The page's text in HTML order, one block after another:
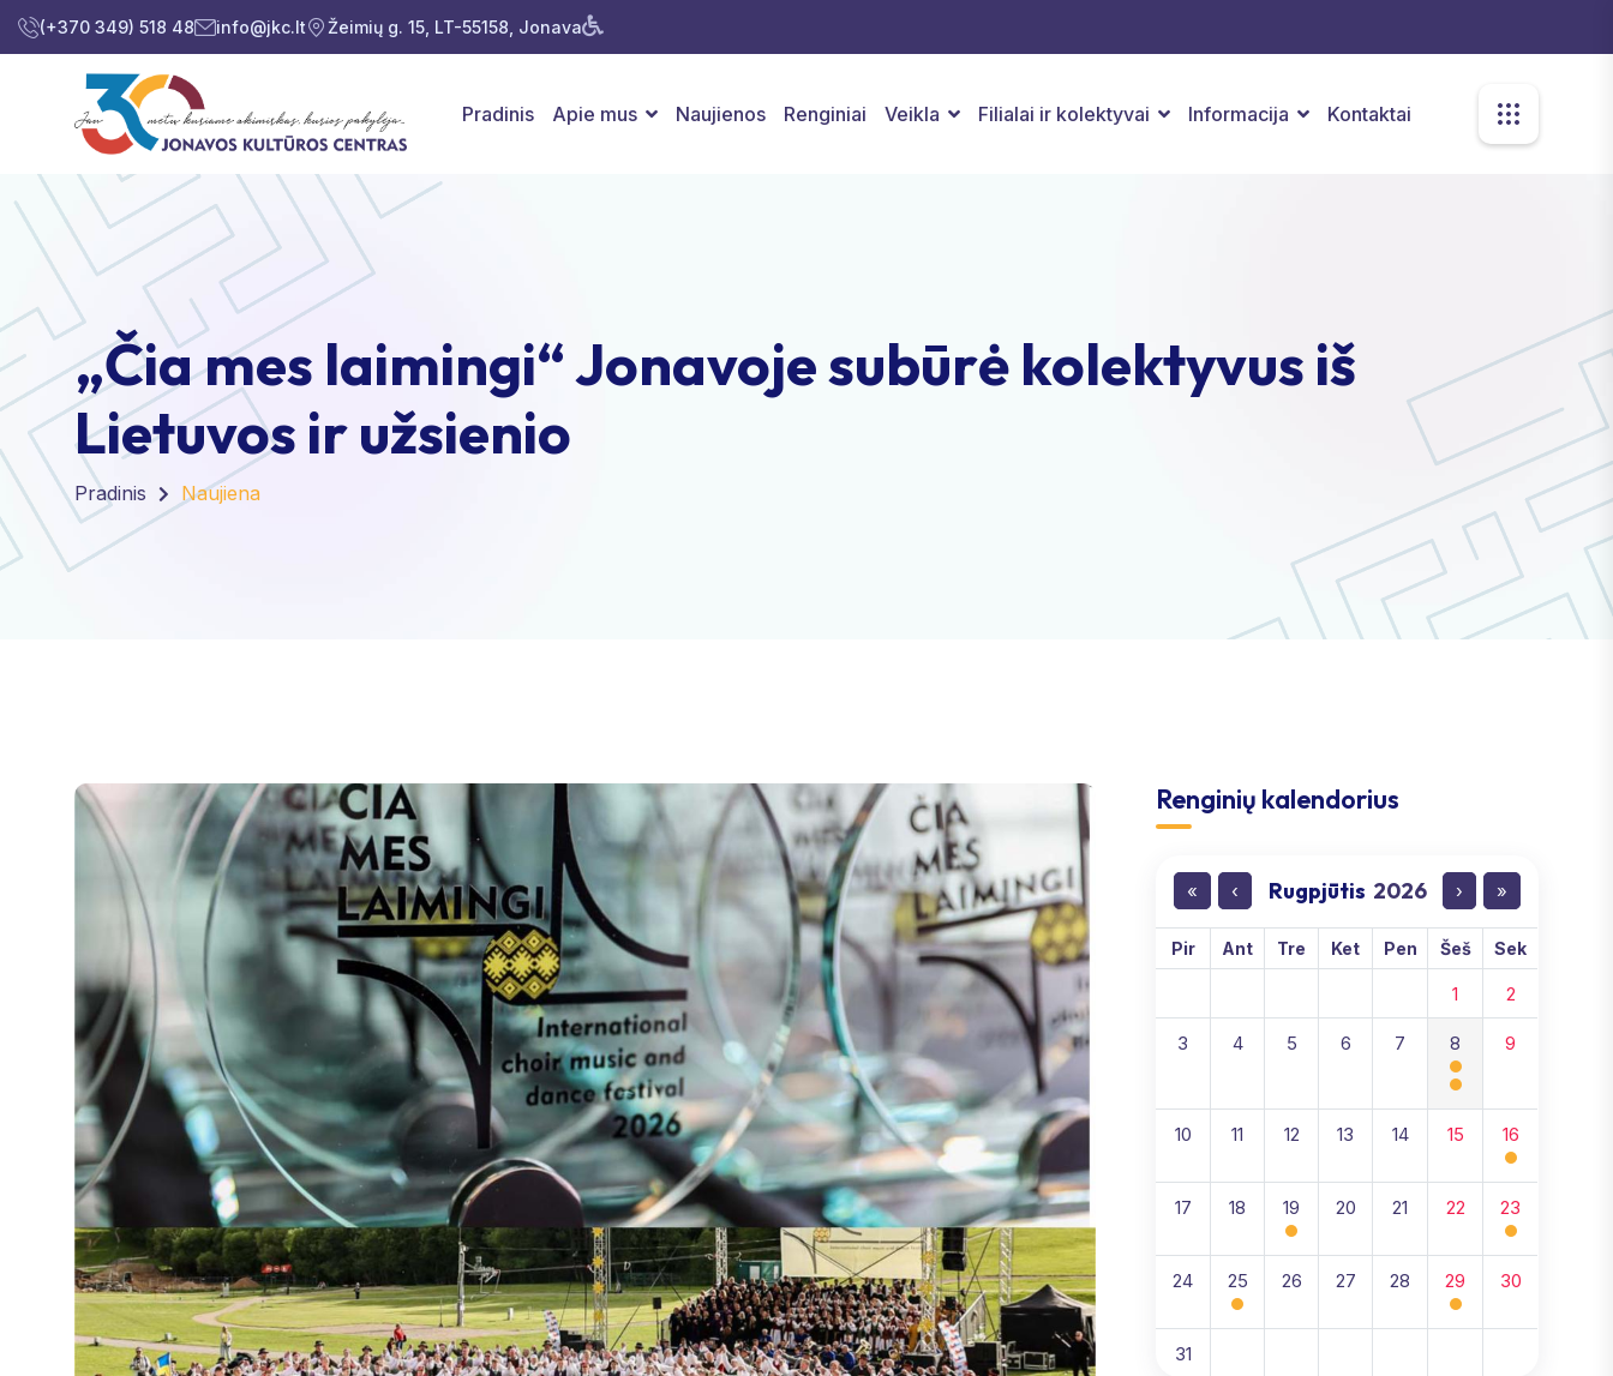
(+370 349) 518 48 info@jkc.lt Žeimių g. 15, LT-55158, Jonava
Pradinis Apie mus Naujienos Renginiai Veikla Filialai ir kolektyvai Informacija Kontaktai
„Čia mes laimingi“ Jonavoje subūrė kolektyvus iš
Lietuvos ir užsienio
Pradinis Naujiena
Renginių kalendorius
« ‹ Rugpjūtis 2026 › »
Pir Ant Tre Ket Pen Šeš Sek
1 2
3 4 5 6 7 8 9
10 11 12 13 14 15 16
17 18 19 20 21 22 23
24 25 26 27 28 29 30
31